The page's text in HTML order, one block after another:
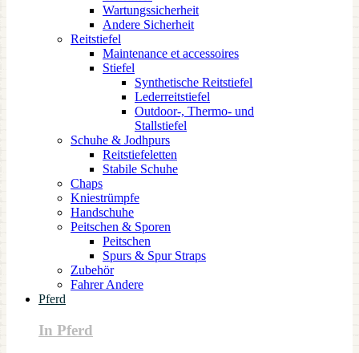
Wartungssicherheit
Andere Sicherheit
Reitstiefel
Maintenance et accessoires
Stiefel
Synthetische Reitstiefel
Lederreitstiefel
Outdoor-, Thermo- und
Stallstiefel
Schuhe & Jodhpurs
Reitstiefeletten
Stabile Schuhe
Chaps
Kniestrümpfe
Handschuhe
Peitschen & Sporen
Peitschen
Spurs & Spur Straps
Zubehör
Fahrer Andere
Pferd
In Pferd